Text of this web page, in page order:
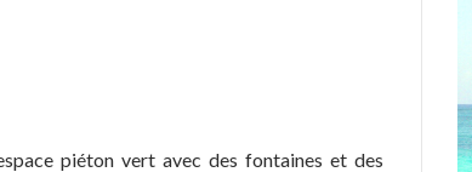
piéton vert avec des fontaines et des